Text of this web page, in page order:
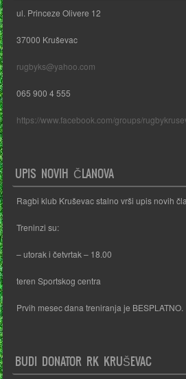
ul. Princeze Olivere 12
37000 Kruševac
rugbyks@yahoo.com
065 900 4 555
https://www.facebook.com/groups/
UPIS NOVIH ČLANOVA
Ragbi klub Kruševac stalno vrši upis novih
Treninzi su:
– utorak i četvrtak – 18.00
teren Sportskog centra
Prvih mesec dana treniranja je BESPLATNO.
BUDI DONATOR RK KRUŠEVAC